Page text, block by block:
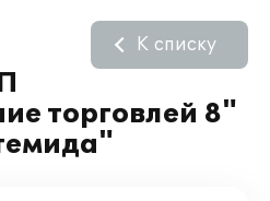
торговлей 8"
К списку